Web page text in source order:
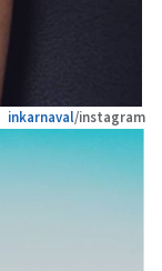
inkarnaval/instagram